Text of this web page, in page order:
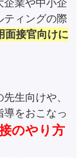
企業や中小企
ティングの際
面接官向けに
生向けや、
導をおこなっ
のやり方